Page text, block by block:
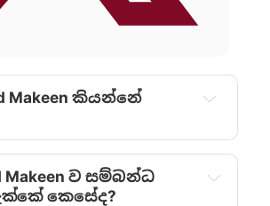
Makeen කියන්නේ
Makeen ව සම්බන්ධ
කෙසේද?